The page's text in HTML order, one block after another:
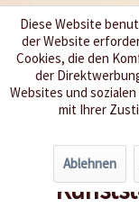
Menü
Übersicht
Diese Website
der Website
Cookies, die den
der
Websites und
mit Ihrer
Ablehnen